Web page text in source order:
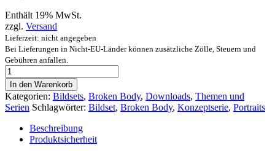
Enthält 19% MwSt.
zzgl. Versand
Lieferzeit: nicht angegeben
Bei Lieferungen in Nicht-EU-Länder können zusätzliche Zölle, Steuern und
Gebühren anfallen.
Broken
Body
Serie
-
"Mara"
(Download)
[Digital]
Menge
In den Warenkorb
Kategorien: Bildsets, Broken Body, Downloads, Themen und
Serien Schlagwörter: Bildset, Broken Body, Konzeptserie, Portraits
Beschreibung
Produktsicherheit